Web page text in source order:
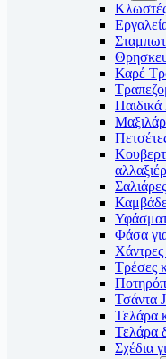
Καρέ
Φάσα
Τρέσες
Τσάντα
Τελάρα
Τελάρα
Σχέδια